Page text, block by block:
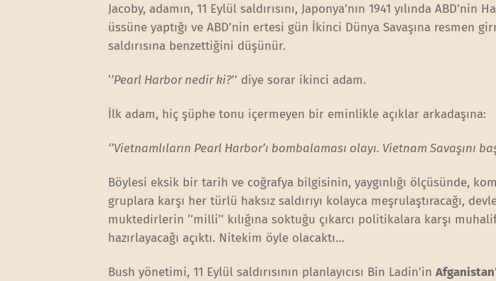
Jacoby, adamın, 11 Eylül saldırısını, Japonya’nın 1941 yılında
üssüne yaptığı ve ABD’nin ertesi gün İkinci Dünya Savaşına resmen
saldırısına benzettiğini düşünür.
‘’Pearl Harbor nedir ki?’’ diye sorar ikinci adam.
İlk adam, hiç şüphe tonu içermeyen bir eminlikle açıklar arkadaşına:
‘’Vietnamlıların Pearl Harbor’ı bombalaması olayı. Vietnam Savaşını
Böylesi eksik bir tarih ve coğrafya bilgisinin, yaygınlığı ölçüsünde,
gruplara karşı her türlü haksız saldırıyı kolayca meşrulaştıracağı,
muktedirlerin ‘’milli’’ kılığına soktuğu çıkarcı politikalara karşı
hazırlayacağı açıktı. Nitekim öyle olacaktı…
Bush yönetimi, 11 Eylül saldırısının planlayıcısı Bin Ladin’inAfganistan